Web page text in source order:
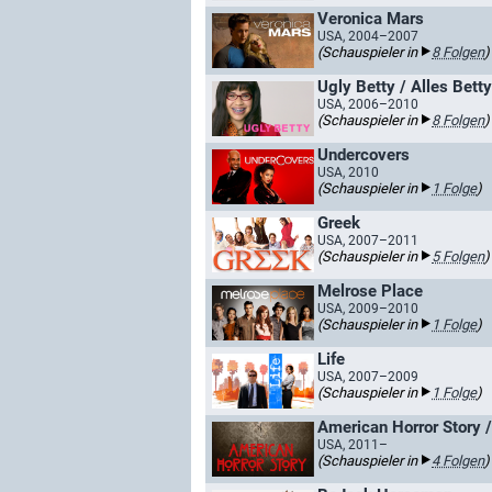
Veronica Mars
USA, 2004–2007
(Schauspieler in 8 Folgen)
Ugly Betty / Alles
USA, 2006–2010
(Schauspieler in 8 Folgen)
Undercovers
USA, 2010
(Schauspieler in 1 Folge)
Greek
USA, 2007–2011
(Schauspieler in 5 Folgen)
Melrose Place
USA, 2009–2010
(Schauspieler in 1 Folge)
Life
USA, 2007–2009
(Schauspieler in 1 Folge)
American Horror Story
USA, 2011–
(Schauspieler in 4 Folgen)